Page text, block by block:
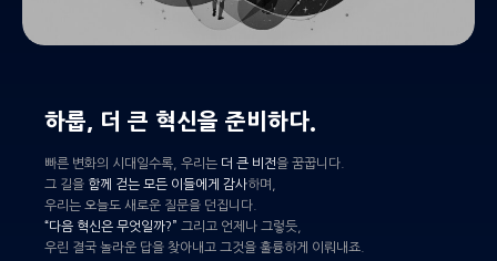
하룹, 더 큰 혁신을 준비하다.
빠른 변화의 시대일수록, 우리는 더 큰 비전을 꿈꿉니다.
그 길을 함께 걷는 모든 이들에게 감사하며,
우리는 오늘도 새로운 질문을 던집니다.
“다음 혁신은 무엇일까?” 그리고 언제나 그렇듯,
우린 결국 놀라운 답을 찾아내고 그것을 훌륭하게 이뤄내죠.